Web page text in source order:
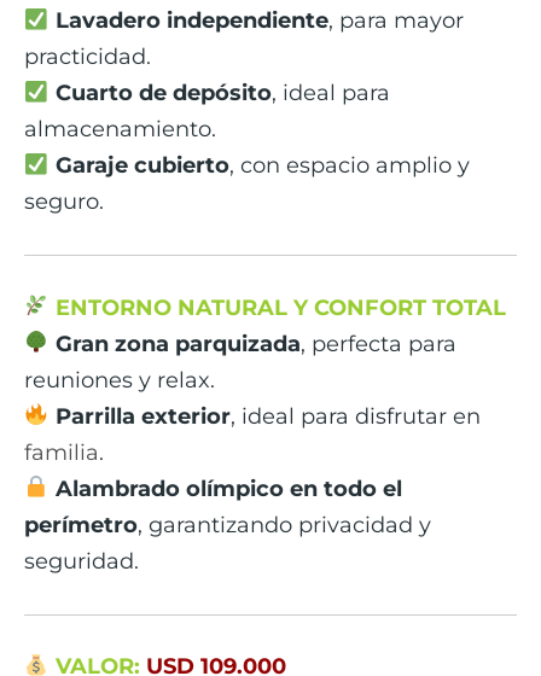
Lavadero independiente, para mayor
practicidad.
Cuarto de depósito, ideal para
almacenamiento.
Garaje cubierto, con espacio amplio y
seguro.
ENTORNO NATURAL Y CONFORT TOTAL
Gran zona parquizada, perfecta para
reuniones y relax.
Parrilla exterior, ideal para disfrutar en
familia.
Alambrado olímpico en todo el
perímetro, garantizando privacidad y
seguridad.
VALOR: USD 109.000